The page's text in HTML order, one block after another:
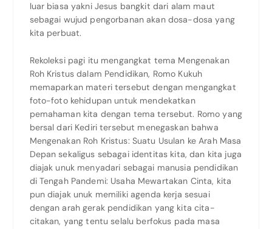
luar biasa yakni Jesus bangkit dari alam maut
sebagai wujud pengorbanan akan dosa-dosa yang
kita perbuat.
Rekoleksi pagi itu mengangkat tema Mengenakan
Roh Kristus dalam Pendidikan, Romo Kukuh
memaparkan materi tersebut dengan mengangkat
foto-foto kehidupan untuk mendekatkan
pemahaman kita dengan tema tersebut. Romo yang
bersal dari Kediri tersebut menegaskan bahwa
Mengenakan Roh Kristus: Suatu Usulan ke Arah Masa
Depan sekaligus sebagai identitas kita, dan kita juga
diajak unuk menyadari sebagai manusia pendidikan
di Tengah Pandemi: Usaha Mewartakan Cinta, kita
pun diajak unuk memiliki agenda kerja sesuai
dengan arah gerak pendidikan yang kita cita-
citakan, yang tentu selalu berfokus pada masa